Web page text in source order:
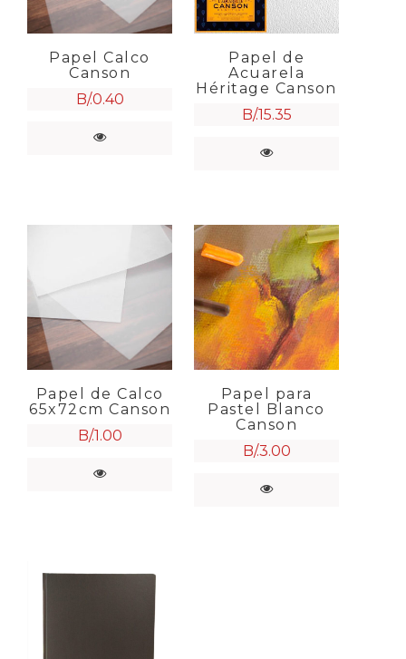
Papel Calco
Canson
B/.0.40
Papel de
Acuarela
Héritage Canson
B/.15.35
Papel de Calco
65x72cm Canson
B/.1.00
Papel para
Pastel Blanco
Canson
B/.3.00